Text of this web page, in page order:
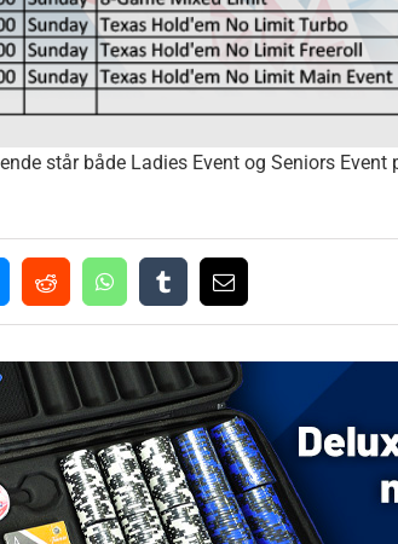
står både Ladies Event og Seniors Event